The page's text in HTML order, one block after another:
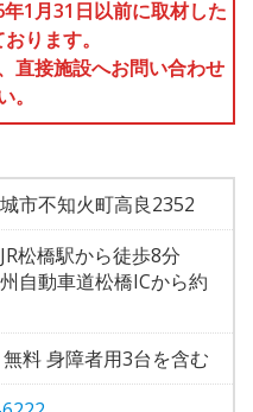
1月31日以前に取材した
ります。
直接施設へお問い合わせ
。
市不知火町高良2352
JR松橋駅から徒歩8分
州自動車道松橋ICから約
料 身障者用3台を含む